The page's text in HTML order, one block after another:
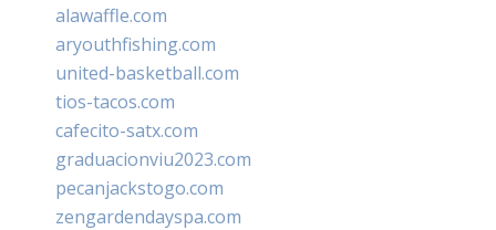
alawaffle.com
aryouthfishing.com
united-basketball.com
tios-tacos.com
cafecito-satx.com
graduacionviu2023.com
pecanjackstogo.com
zengardendayspa.com